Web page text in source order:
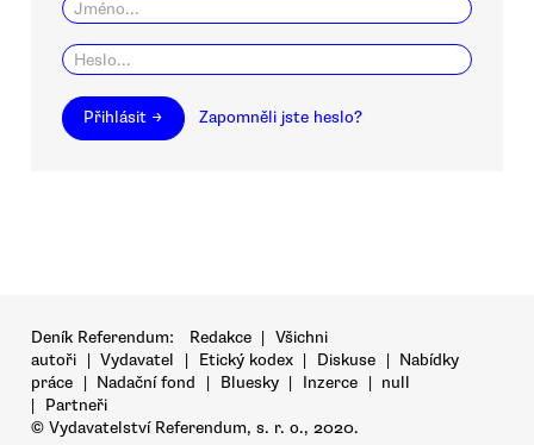
Přihlásit → Zapomněli jste heslo?
Deník Referendum: Redakce | Všichni
autoři | Vydavatel | Etický kodex | Diskuse | Nabídky
práce | Nadační fond | Bluesky | Inzerce | null
|
Partneři
© Vydavatelství Referendum, s. r. o., 2020.